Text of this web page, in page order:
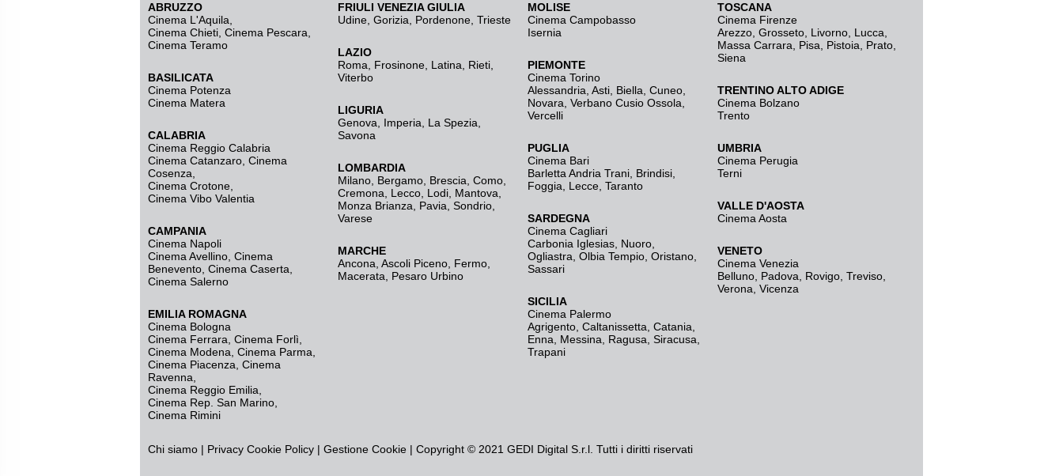
ABRUZZO
Cinema L'Aquila
Cinema Chieti, Cinema Pescara,
Cinema Teramo
BASILICATA
Cinema Potenza
Cinema Matera
CALABRIA
Cinema Reggio Calabria
Cinema Catanzaro Cinema
Cosenza
Cinema Crotone
Cinema Vibo Valentia
CAMPANIA
Cinema Napoli
Cinema Avellino Cinema
Benevento Cinema Caserta
Cinema Salerno
EMILIA ROMAGNA
Cinema Bologna
Cinema Ferrara Cinema Forlì
Cinema Modena Cinema Parma
Cinema Piacenza Cinema
Ravenna
Cinema Reggio Emilia
Cinema Rep. San Marino
Cinema Rimini
FRIULI VENEZIA GIULIA
Udine Gorizia Pordenone Trieste
LAZIO
Roma
Frosinone Latina Rieti
Viterbo
LIGURIA
Genova
Imperia La Spezia
Savona
LOMBARDIA
Milano Bergamo Brescia, Como
Cremona
Lecco Lodi Mantova
Monza Brianza
Pavia Sondrio
Varese
MARCHE
Ancona Ascoli Piceno Fermo
Macerata
Pesaro Urbino
MOLISE
Cinema Campobasso
Isernia
PIEMONTE
Cinema Torino
Alessandria Asti Biella Cuneo
Novara Verbano Cusio Ossola
Vercelli
PUGLIA
Cinema Bari
Barletta Andria Trani Brindisi
Foggia
Lecce Taranto
SARDEGNA
Cinema Cagliari
Carbonia Iglesias Nuoro
Ogliastra Olbia Tempio Oristano
Sassari
SICILIA
Cinema Palermo
Agrigento Caltanissetta Catania
Enna
Messina Ragusa Siracusa
Trapani
TOSCANA
Cinema Firenze
Arezzo Grosseto Livorno Lucca
Massa Carrara
Pisa Pistoia Prato
Siena
TRENTINO ALTO ADIGE
Cinema Bolzano
Trento
UMBRIA
Cinema Perugia
Terni
VALLE D'AOSTA
Cinema Aosta
VENETO
Cinema Venezia
Belluno Padova Rovigo Treviso
Verona Vicenza
Chi siamo | Privacy Cookie Policy | Gestione Cookie | Copyright © 2021 GEDI Digital S.r.l. Tutti i diritti riservati